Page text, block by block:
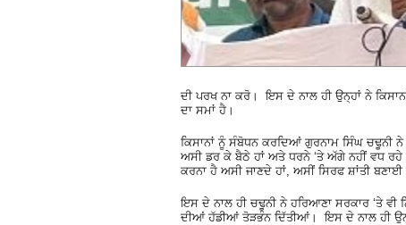
ਦੀ ਪਰਖ ਨਾ ਕਰੋ। ਇਸ ਦੇ ਨਾਲ ਹੀ ਉਨ੍ਹਾਂ ਨੇ
ਦਾ ਸਮਾਂ ਹੈ।
ਕਿਸਾਨਾਂ ਨੂੰ ਸੰਬੋਧਨ ਕਰਦਿਆਂ ਗੁਰਨਾਮ ਸਿੰਘ ਚਢੂਨੀ ਨੇ
ਅਸੀ ਡਰ ਕੇ ਬੈਠੇ ਹਾਂ ਅਤੇ ਧਰਨੇ ‘ਤੇ ਅੱਗੇ ਨਹੀਂ ਵਧ ਰਹੇ
ਕਰਨਾ ਹੈ ਅਸੀ ਜਾਣਦੇ ਹਾਂ, ਅਸੀਂ ਸਿਰਫ ਸ਼ਾਂਤੀ ਬਣਾਈ
ਇਸ ਦੇ ਨਾਲ ਹੀ ਚਢੂਨੀ ਨੇ ਹਰਿਆਣਾ ਸਰਕਾਰ ‘ਤੇ
ਦੀਆਂ ਹੱਡੀਆਂ ਤੋੜਭੰਨ ਦਿੱਤੀਆਂ। ਇਸ ਦੇ ਨਾਲ ਹੀ